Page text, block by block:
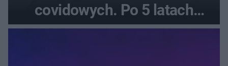
covidowych. Po 5 latach
prokurator zamyka sprawę